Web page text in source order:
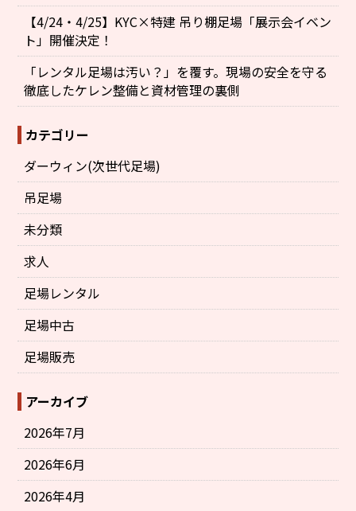
【4/24・4/25】KYC×特建 吊り棚足場「展示会イベン
ト」開催決定！
「レンタル足場は汚い？」を覆す。現場の安全を守る
徹底したケレン整備と資材管理の裏側
カテゴリー
ダーウィン(次世代足場)
吊足場
未分類
求人
足場レンタル
足場中古
足場販売
アーカイブ
2026年7月
2026年6月
2026年4月